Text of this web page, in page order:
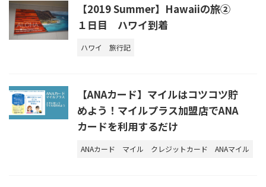
【2019 Summer】Hawaiiの旅②
１日目 ハワイ到着
ハワイ 旅行記
【ANAカード】マイルはコツコツ貯
めよう！マイルプラス加盟店でANA
カードを利用するだけ
ANAカード マイル クレジットカード ANAマイル